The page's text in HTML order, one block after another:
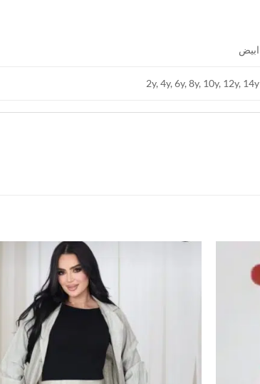
ابيض
2y, 4y, 6y, 8y, 10y, 12y, 14y